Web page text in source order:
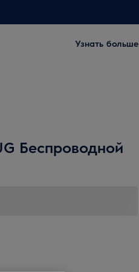
Узнать больше
Беспроводной